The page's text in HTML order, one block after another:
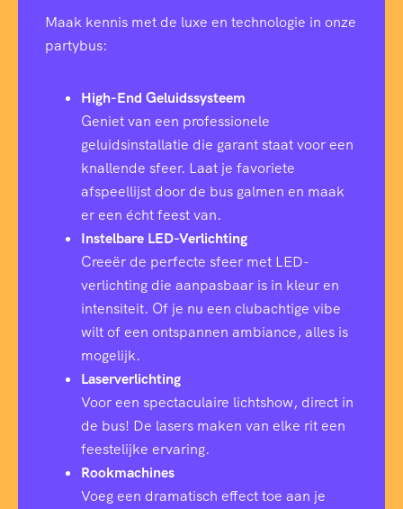
Maak kennis met de luxe en technologie in onze
partybus:
High-End Geluidssysteem
Geniet van een professionele
geluidsinstallatie die garant staat voor een
knallende sfeer. Laat je favoriete
afspeellijst door de bus galmen en maak
er een écht feest van.
Instelbare LED-Verlichting
Creeër de perfecte sfeer met LED-
verlichting die aanpasbaar is in kleur en
intensiteit. Of je nu een clubachtige vibe
wilt of een ontspannen ambiance, alles is
mogelijk.
Laserverlichting
Voor een spectaculaire lichtshow, direct in
de bus! De lasers maken van elke rit een
feestelijke ervaring.
Rookmachines
Voeg een dramatisch effect toe aan je